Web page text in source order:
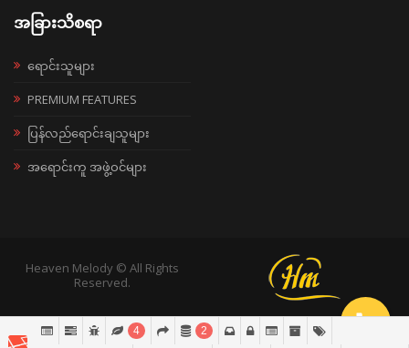
အခြားသိစရာ
ရောင်းသူများ
PREMIUM FEATURES
ပြန်လည်ရောင်းချသူများ
အရောင်းကူ အဖွဲ့ဝင်များ
Heaven Melody © All Rights
Reserved.
4 2